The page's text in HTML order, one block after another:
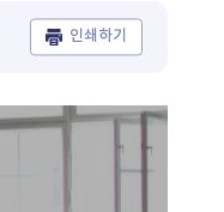
인쇄하기